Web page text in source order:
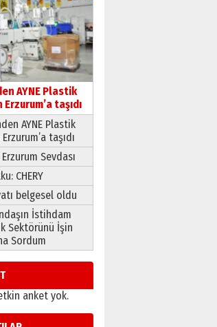
hatıralarıyla
Faruk Terzioğlu!
2026 Çarşamba
BİNDESEN
Erzurum’a
proje daha!
2026 Pazar
AYNE Plastik
taşıdı
AYNE Plastik
taşıdı
Sevdası
CHERY
belgesel oldu
İstihdam
Sektörünü İşin
Sordum
anket yok.